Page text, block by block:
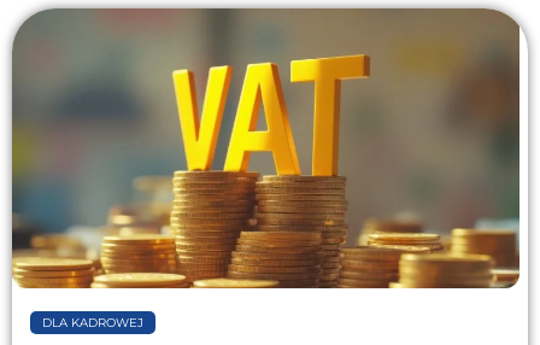
DLA KADROWEJ